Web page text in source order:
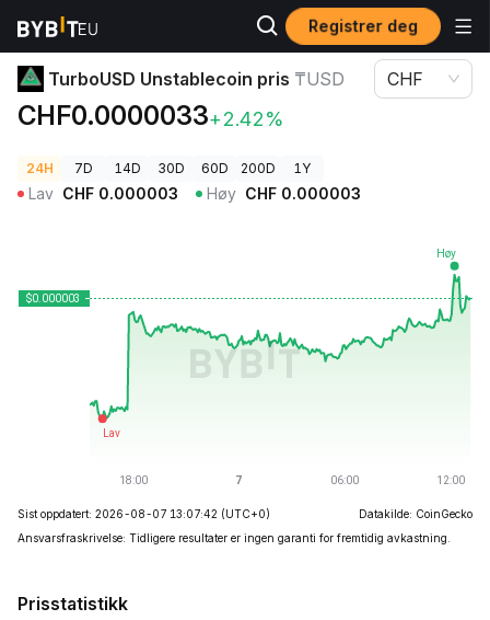
Registrer deg
Kryptopriser TurboUSD Unstablecoin pris ₸USD
TurboUSD Unstablecoin pris ₸USD
CHF0.0000033+2.42%
CHF
24H 7D 14D 30D 60D 200D 1Y
Lav CHF 0.000003 Høy CHF 0.000003
Sist oppdatert: 2026-08-07 13:07:42 (UTC+0)
Datakilde: CoinGecko
Ansvarsfraskrivelse: Tidligere resultater er ingen garanti for fremtidig avkastning.
Prisstatistikk